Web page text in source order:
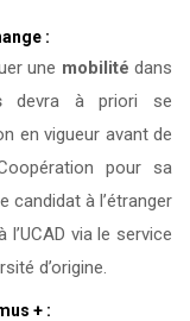
:
une mobilité dans
devra à priori se
en vigueur avant de
pour sa
candidat à l’étranger
via le service
d’origine.
+ :